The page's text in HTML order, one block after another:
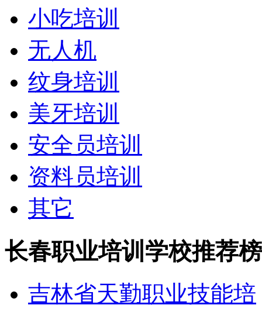
小吃培训
无人机
纹身培训
美牙培训
安全员培训
资料员培训
其它
长春职业培训学校推荐榜
吉林省天勤职业技能培